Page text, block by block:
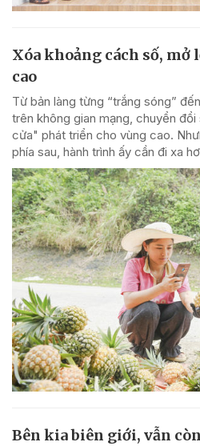
Xóa khoảng cách số,
cao
Từ bản làng từng “trắng sóng”
trên không gian mạng, chuyển
cửa" phát triển cho vùng cao.
phía sau, hành trình ấy cần đi xa
Bên kia biên giới, vẫn